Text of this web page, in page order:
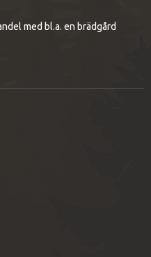
med bl.a. en brädgård